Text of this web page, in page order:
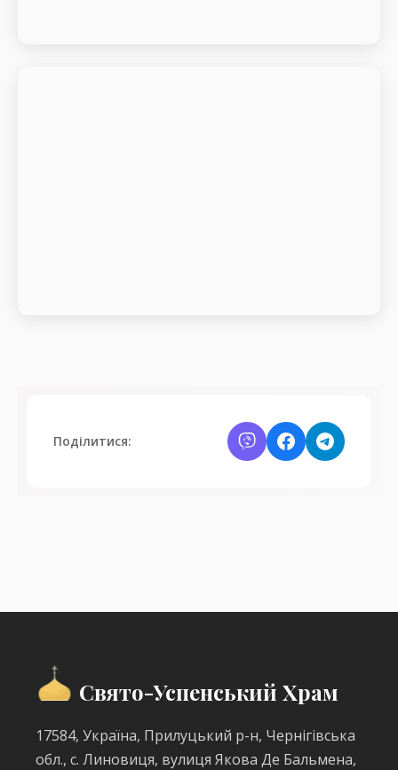
Поділитися:
Свято-Успенський Храм
17584, Україна, Прилуцький р-н, Чернігівська
обл., с. Линовиця, вулиця Якова Де Бальмена,